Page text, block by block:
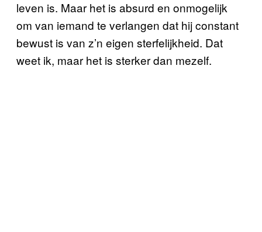
leven is. Maar het is absurd en onmogelijk
om van iemand te verlangen dat hij constant
bewust is van z’n eigen sterfelijkheid. Dat
weet ik, maar het is sterker dan mezelf.